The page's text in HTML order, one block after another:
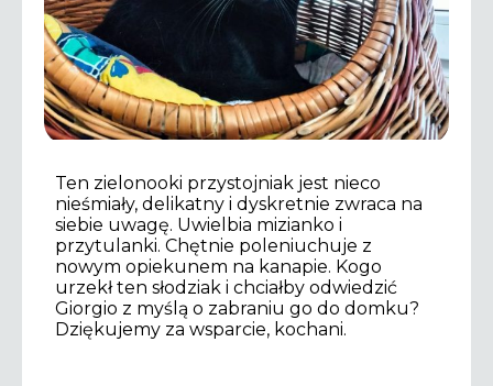
Ten zielonooki przystojniak jest nieco
nieśmiały, delikatny i dyskretnie zwraca na
siebie uwagę. Uwielbia mizianko i
przytulanki. Chętnie poleniuchuje z
nowym opiekunem na kanapie. Kogo
urzekł ten słodziak i chciałby odwiedzić
Giorgio z myślą o zabraniu go do domku?
Dziękujemy za wsparcie, kochani.